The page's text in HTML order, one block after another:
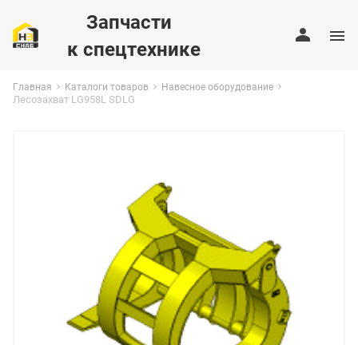
Запчасти
к спецтехнике
Главная Каталоги товаров Навесное оборудование
Лесозахват LG958L SDLG